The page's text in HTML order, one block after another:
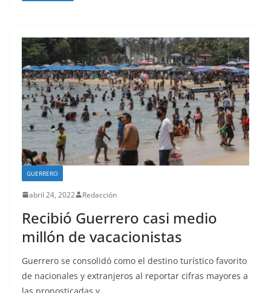
GUERRERO
abril 24, 2022 Redacción
Recibió Guerrero casi medio
millón de vacacionistas
Guerrero se consolidó como el destino turístico favorito
de nacionales y extranjeros al reportar cifras mayores a